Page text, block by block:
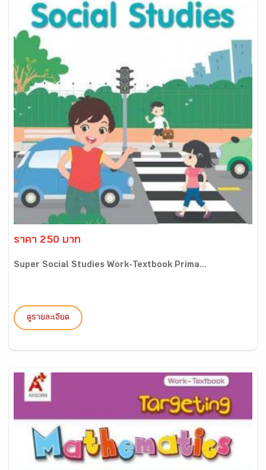
ราคา 250 บาท
Super Social Studies Work-Textbook Prima...
ดูรายละเอียด